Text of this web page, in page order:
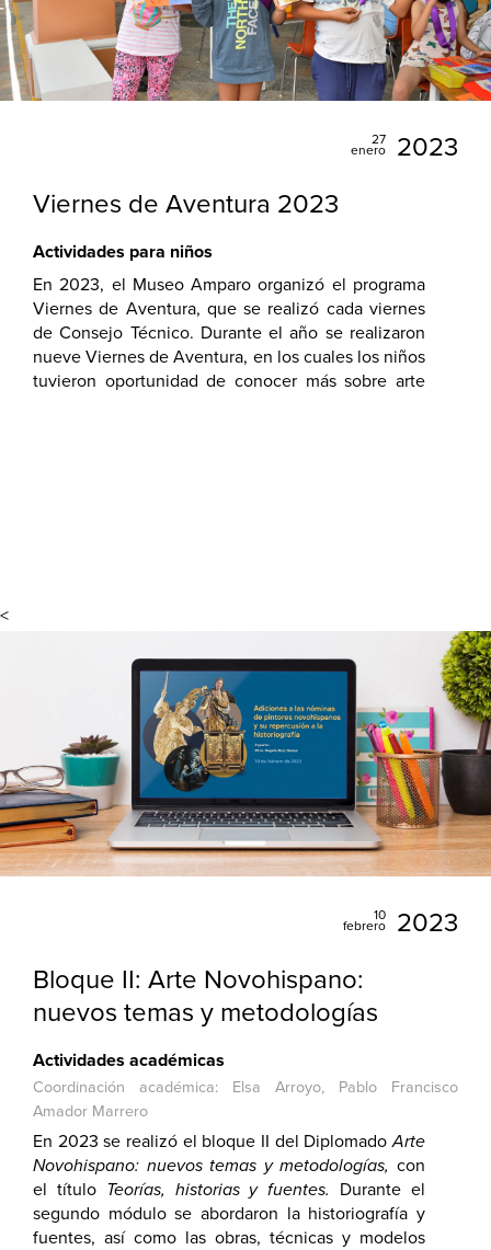
27
enero
2023
Viernes de Aventura 2023
Actividades para niños
En 2023, el Museo Amparo organizó el programa
Viernes de Aventura, que se realizó cada viernes
de Consejo Técnico. Durante el año se realizaron
nueve Viernes de Aventura, en los cuales los niños
tuvieron oportunidad de conocer más sobre arte
<
10
febrero
2023
Bloque II: Arte Novohispano:
nuevos temas y metodologías
Actividades académicas
Coordinación académica: Elsa Arroyo, Pablo Francisco
Amador Marrero
En 2023 se realizó el bloque II del DiplomadoArte
Novohispano: nuevos temas y metodologías, con
el título Teorías, historias y fuentes. Durante el
segundo módulo se abordaron la historiografía y
fuentes, así como las obras, técnicas y modelos